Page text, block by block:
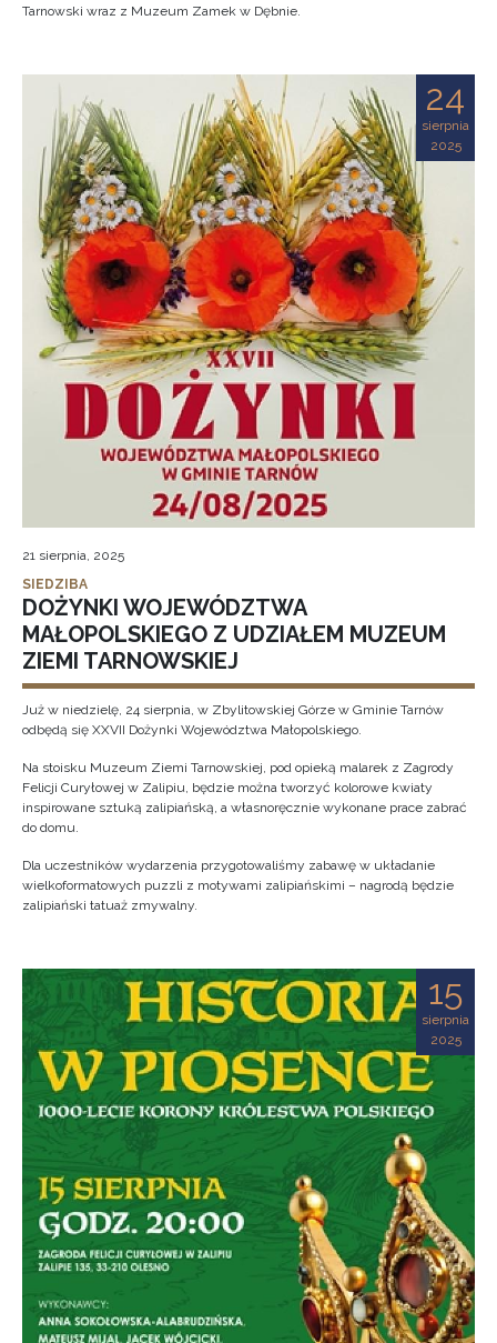
Tarnowski wraz z Muzeum Zamek w Dębnie.
24
sierpnia
2025
21 sierpnia, 2025
SIEDZIBA
DOŻYNKI WOJEWÓDZTWA
MAŁOPOLSKIEGO Z UDZIAŁEM MUZEUM
ZIEMI TARNOWSKIEJ
Już w niedzielę, 24 sierpnia, w Zbylitowskiej Górze w Gminie Tarnów
odbędą się XXVII Dożynki Województwa Małopolskiego.
Na stoisku Muzeum Ziemi Tarnowskiej, pod opieką malarek z Zagrody
Felicji Curyłowej w Zalipiu, będzie można tworzyć kolorowe kwiaty
inspirowane sztuką zalipiańską, a własnoręcznie wykonane prace zabrać
do domu.
Dla uczestników wydarzenia przygotowaliśmy zabawę w układanie
wielkoformatowych puzzli z motywami zalipiańskimi – nagrodą będzie
zalipiański tatuaż zmywalny.
15
sierpnia
2025